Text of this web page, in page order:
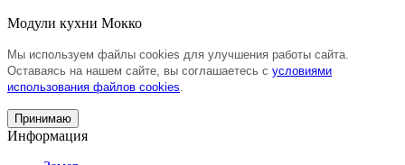
Модули кухни Мокко
Мы используем файлы cookies для улучшения работы сайта.
Оставаясь на нашем сайте, вы соглашаетесь с условиями
использования файлов cookies.
Принимаю
Информация